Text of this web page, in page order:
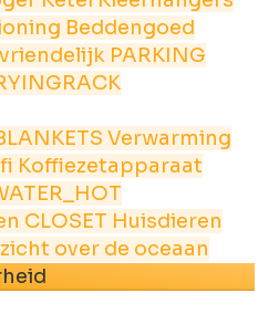
Beddengoed
PARKING
Verwarming
Koffiezetapparaat
CLOSET Huisdieren
over de oceaan